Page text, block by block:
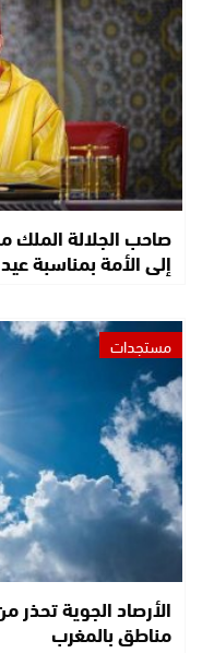
صاحب الجلالة الملك
إلى الأمة بمناسبة
مستجدات
الأرصاد الجوية
مناطق بالمغرب